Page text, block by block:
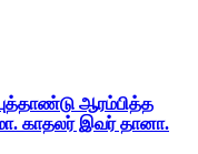
ஆரம்பித்த
காதலர் இவர் தானா.